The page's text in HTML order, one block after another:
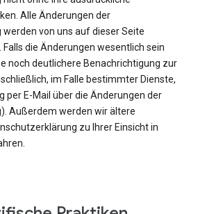
Alle Änderungen der
von uns auf dieser Seite
die Änderungen wesentlich sein
noch deutlichere Benachrichtigung zur
im Falle bestimmter Dienste,
per E-Mail über die Änderungen der
Außerdem werden wir ältere
zu Ihrer Einsicht in